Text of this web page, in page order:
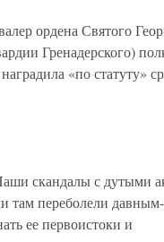
ордена Святого
Гренадерского)
«по статуту»
скандалы с дутыми
там переболели
ее первоистоки и